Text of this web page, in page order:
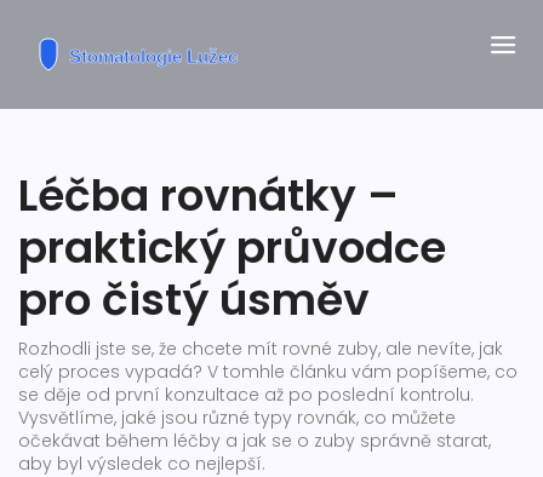
Léčba rovnátky –
praktický průvodce
pro čistý úsměv
Rozhodli jste se, že chcete mít rovné zuby, ale nevíte, jak
celý proces vypadá? V tomhle článku vám popíšeme, co
se děje od první konzultace až po poslední kontrolu.
Vysvětlíme, jaké jsou různé typy rovnák, co můžete
očekávat během léčby a jak se o zuby správně starat,
aby byl výsledek co nejlepší.